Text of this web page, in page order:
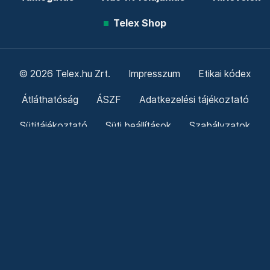
Telex Shop
© 2026 Telex.hu Zrt. Impresszum Etikai kódex
Átláthatóság ÁSZF Adatkezelési tájékoztató
Sütitájékoztató Süti beállítások Szabályzatok